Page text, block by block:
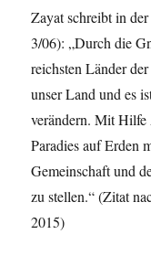
Zayat schreibt in
3/06): „Durch die
reichsten Länder
unser Land und es
verändern. Mit Hilfe
Paradies auf Erden
Gemeinschaft und
zu stellen.“ (Zitat
2015)